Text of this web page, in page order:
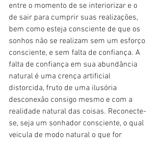
entre o momento de se interiorizar e o
de sair para cumprir suas realizações,
bem como esteja consciente de que os
sonhos não se realizam sem um esforço
consciente, e sem falta de confiança. A
falta de confiança em sua abundância
natural é uma crença artificial
distorcida, fruto de uma ilusória
desconexão consigo mesmo e com a
realidade natural das coisas. Reconecte-
se, seja um sonhador consciente, o qual
veicula de modo natural o que for